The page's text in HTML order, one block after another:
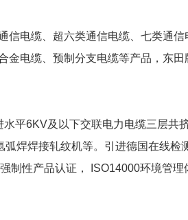
信电缆、超六类通信电缆、七类通
电缆、预制分支电缆等产品，东
平6KV及以下交联电力电缆三层共
焊焊接轧纹机等。引进德国在线
性产品认证， ISO14000环境管理